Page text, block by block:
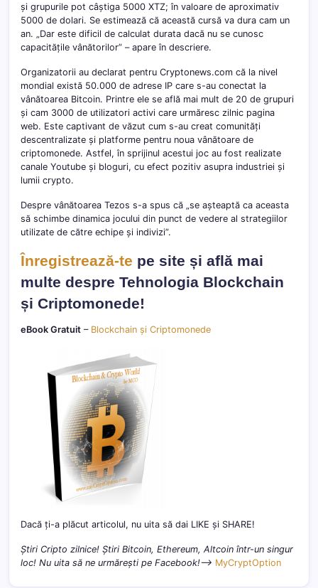
și grupurile pot câștiga 5000 XTZ; în valoare de aproximativ
5000 de dolari. Se estimează că această cursă va dura cam un
an. „Dar este dificil de calculat durata dacă nu se cunosc
capacitățile vânătorilor” – apare în descriere.
Organizatorii au declarat pentru Cryptonews.com că la nivel
mondial există 50.000 de adrese IP care s-au conectat la
vânătoarea Bitcoin. Printre ele se află mai mult de 20 de grupuri
și cam 3000 de utilizatori activi care urmăresc zilnic pagina
web. Este captivant de văzut cum s-au creat comunități
descentralizate și platforme pentru noua vânătoare de
criptomonede. Astfel, în sprijinul acestui joc au fost realizate
canale Youtube și bloguri, cu efect pozitiv asupra industriei și
lumii crypto.
Despre vânătoarea Tezos s-a spus că „se așteaptă ca aceasta
să schimbe dinamica jocului din punct de vedere al strategiilor
utilizate de către echipe și indivizi”.
Înregistrează-te pe site și află mai
multe despre Tehnologia Blockchain
și Criptomonede!
eBook Gratuit – Blockchain și Criptomonede
Dacă ți-a plăcut articolul, nu uita să dai LIKE și SHARE!
Știri Cripto zilnice! Știri Bitcoin, Ethereum, Altcoin într-un singur
loc! Nu uita să ne urmărești pe Facebook!–> MyCryptOption